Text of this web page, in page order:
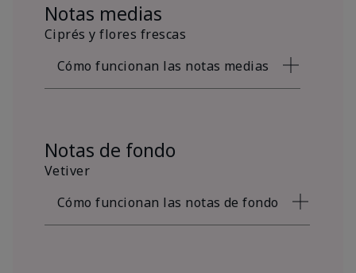
Notas medias
Ciprés y flores frescas
Cómo funcionan las notas medias
Notas de fondo
Vetiver
Cómo funcionan las notas de fondo